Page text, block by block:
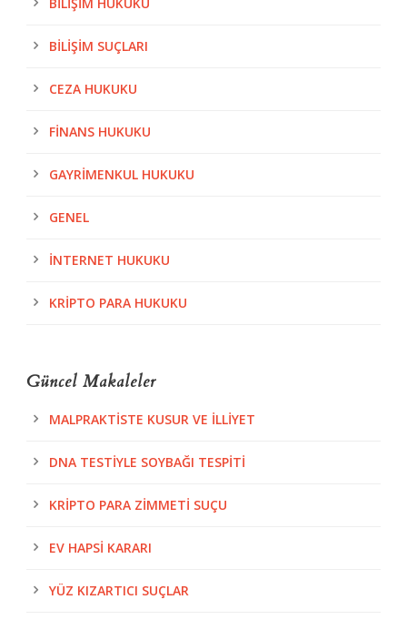
BILIŞIM HUKUKU
BILIŞIM SUÇLARI
CEZA HUKUKU
FINANS HUKUKU
GAYRIMENKUL HUKUKU
GENEL
İNTERNET HUKUKU
KRIPTO PARA HUKUKU
Güncel Makaleler
MALPRAKTISTE KUSUR VE İLLIYET
DNA TESTIYLE SOYBAĞI TESPITI
KRIPTO PARA ZIMMETI SUÇU
EV HAPSI KARARI
YÜZ KIZARTICI SUÇLAR